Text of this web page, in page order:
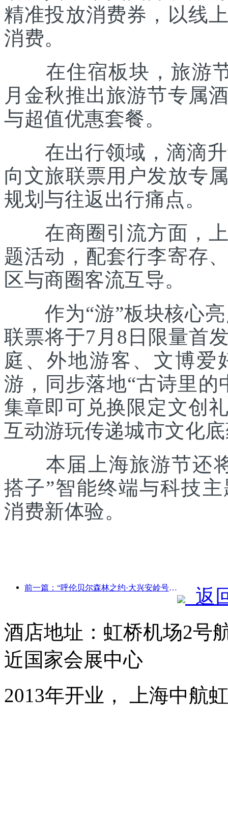
精准投放消费券，以线
消费。
在住宿板块，旅游节
月金秋推出旅游节专属
与超值优惠套餐。
在出行领域，滴滴升
向文旅联票用户发放专
规划与往返出行痛点。
在商圈引流方面，上
题活动，配套行李寄存
区与商圈客流互导。
作为“游”板块核心亮
联票将于7月8日限量首
庭、外地游客、文博爱
游，同步落地“古诗里
集章即可兑换限定文创
互动游玩传递城市文化
本届上海旅游节还将
搭子”智能终端与科技
消费新体验。
前一篇：“呼伦贝尔森林之约·大兴安岭号--星光列车·天翼之旅”旅游专列首发
返
酒店地址：虹桥机场2号
近国家会展中心
2013年开业， 上海中